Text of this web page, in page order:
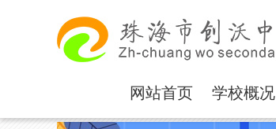
网站首页 学校概况